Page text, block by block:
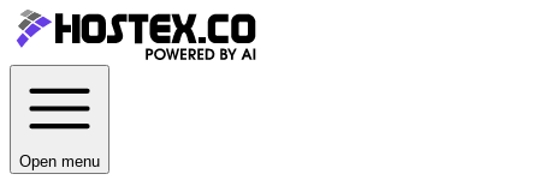
Open menu